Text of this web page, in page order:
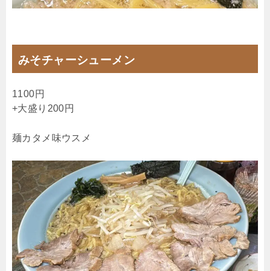
みそチャーシューメン
1100円
+大盛り200円
麺カタメ味ウスメ